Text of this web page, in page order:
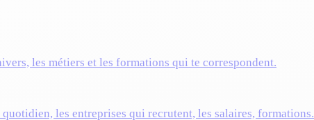
les métiers et les formations qui te correspondent.
les entreprises qui recrutent, les salaires, formations.